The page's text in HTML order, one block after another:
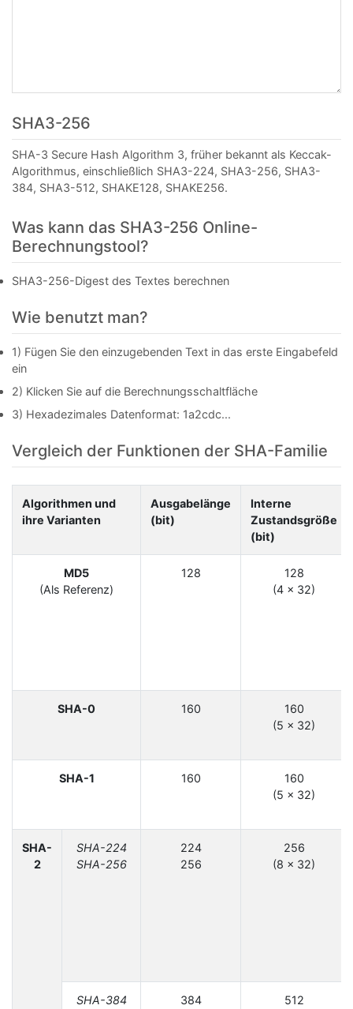
SHA3-256
SHA-3 Secure Hash Algorithm 3, früher bekannt als Keccak-
Algorithmus, einschließlich SHA3-224, SHA3-256, SHA3-
384, SHA3-512, SHAKE128, SHAKE256.
Was kann das SHA3-256 Online-
Berechnungstool?
SHA3-256-Digest des Textes berechnen
Wie benutzt man?
1) Fügen Sie den einzugebenden Text in das erste Eingabefeld
ein
2) Klicken Sie auf die Berechnungsschaltfläche
3) Hexadezimales Datenformat: 1a2cdc...
Vergleich der Funktionen der SHA-Familie
Algorithmen und
ihre Varianten
Ausgabelänge
(bit)
Interne
Zustandsgröße
(bit)
MD5
(Als Referenz)
128
128
(4 × 32)
SHA-0 160
160
(5 × 32)
SHA-1 160
160
(5 × 32)
SHA-
2
SHA-224
SHA-256
224
256
256
(8 × 32)
SHA-384
384
512